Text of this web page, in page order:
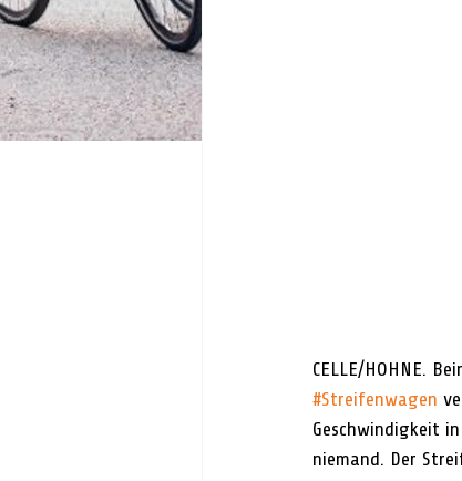
CELLE/HOHNE.
#Streifenwagen
Geschwindigkeit
niemand. Der